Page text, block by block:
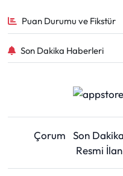
Puan Durumu ve Fikstür
Son Dakika Haberleri
Çorum Son Dakika
Resmi İlan